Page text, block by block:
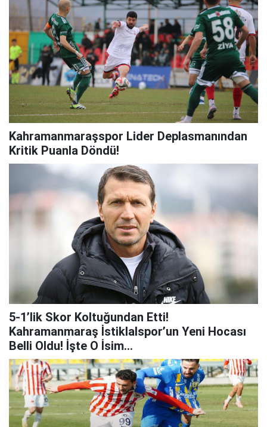
Kahramanmaraşspor Lider Deplasmanından
Kritik Puanla Döndü!
5-1’lik Skor Koltuğundan Etti!
Kahramanmaraş İstiklalspor’un Yeni Hocası
Belli Oldu! İşte O İsim...